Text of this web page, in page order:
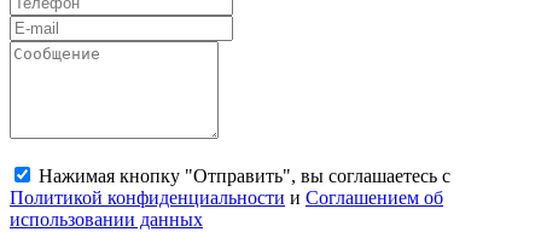
Нажимая кнопку "Отправить", вы соглашаетесь с
Политикой конфиденциальности и Соглашением об
использовании данных